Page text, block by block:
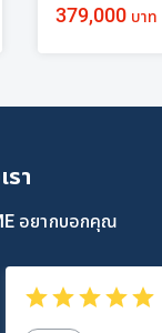
379,000 บาท
รา
อยากบอกคุณ